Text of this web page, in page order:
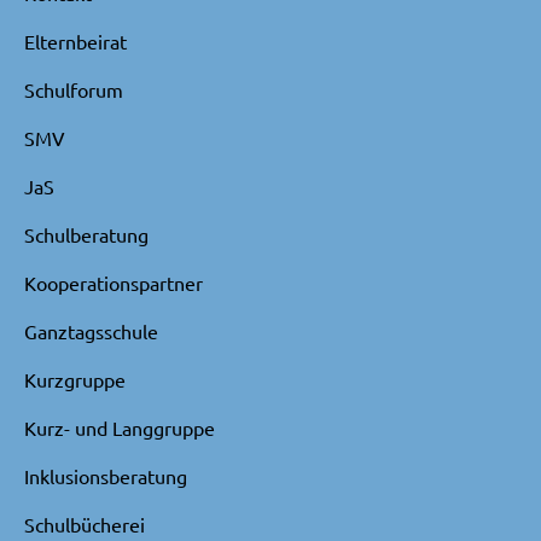
Elternbeirat
Schulforum
SMV
JaS
Schulberatung
Kooperationspartner
Ganztagsschule
Kurzgruppe
Kurz- und Langgruppe
Inklusionsberatung
Schulbücherei